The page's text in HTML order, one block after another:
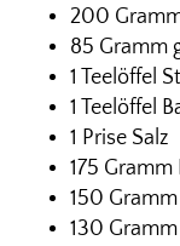
200
85 Gramm
1 Teelöffel
1 Teelöffel
1 Prise Salz
175
150
130